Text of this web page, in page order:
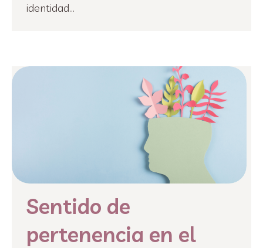
identidad...
Sentido de
pertenencia en el